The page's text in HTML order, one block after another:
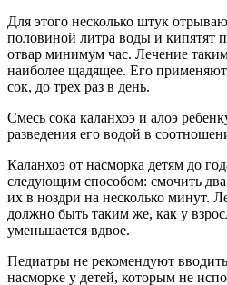
Для этого несколько штук
половиной литра воды и кипятят
отвар минимум час. Лечение
наиболее щадящее. Его
сок, до трех раз в день.
Смесь сока каланхоэ и алоэ
разведения его водой в
Каланхоэ от насморка детям до
следующим способом: смочить
их в ноздри на несколько минут.
должно быть таким же, как у
уменьшается вдвое.
Педиатры не рекомендуют
насморке у детей, которым не